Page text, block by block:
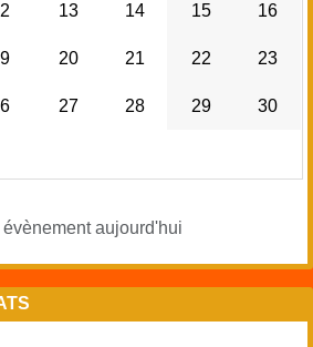
13 14 15 16
20 21 22 23
27 28 29 30
aujourd'hui